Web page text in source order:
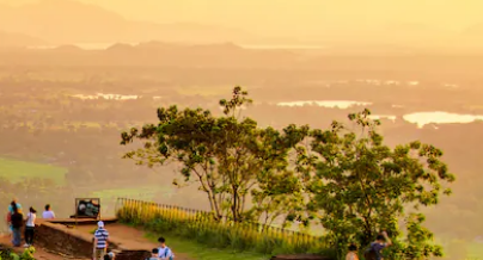
bawah atau teroka dengan sentuhan atau gerak leret.